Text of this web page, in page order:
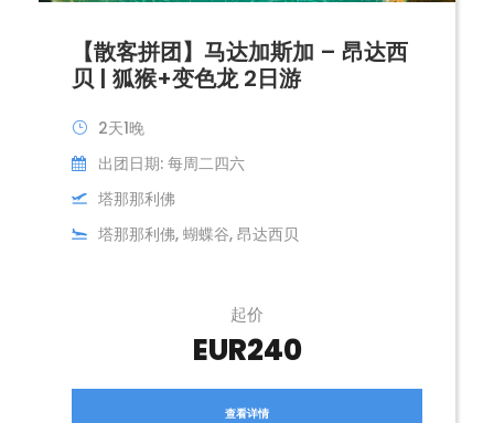
【散客拼团】马达加斯加 – 昂达西
贝 | 狐猴+变色龙 2日游
2天1晚
出团日期: 每周二四六
塔那那利佛
塔那那利佛, 蝴蝶谷, 昂达西贝
起价
EUR240
查看详情